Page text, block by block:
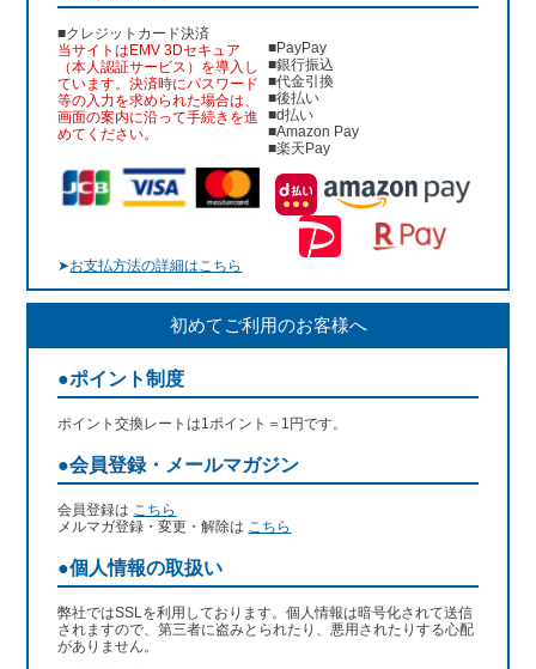
■クレジットカード決済
当サイトはEMV 3Dセキュア
（本人認証サービス）を導入し
ています。決済時にパスワード
等の入力を求められた場合は、
画面の案内に沿って手続きを進
めてください。
■PayPay
■銀行振込
■代金引換
■後払い
■d払い
■Amazon Pay
■楽天Pay
➤お支払方法の詳細はこちら
初めてご利用のお客様へ
●ポイント制度
ポイント交換レートは1ポイント＝1円です。
●会員登録・メールマガジン
会員登録は こちら
メルマガ登録・変更・解除は こちら
●個人情報の取扱い
弊社ではSSLを利用しております。個人情報は暗号化されて送信
されますので、第三者に盗みとられたり、悪用されたりする心配
がありません。